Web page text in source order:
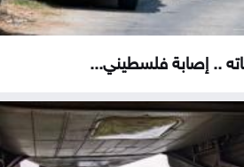
.. إصابة فلسطيني...